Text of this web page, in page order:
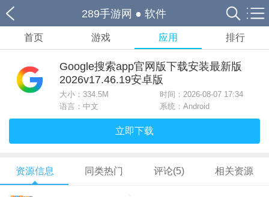
289手游网 ● 软件
首页 游戏 应用 排行
Google搜索app官网版下载安装最新版
2026v17.46.19安卓版
大小： 334.5M
时间：2026-08-07 17:34
语言：中文
系统：Android
立即下载
资源信息 同类热门 评论(5) 相关资源